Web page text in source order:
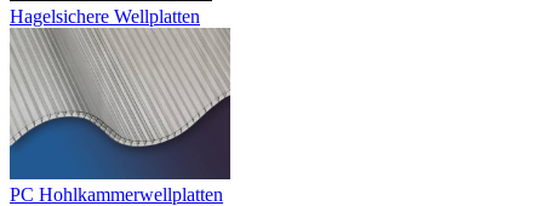
Hagelsichere Wellplatten
PC Hohlkammerwellplatten